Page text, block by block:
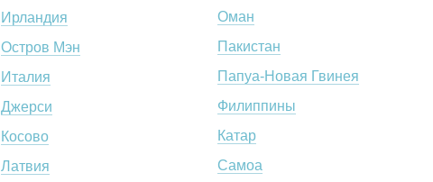
Ирландия
Остров Мэн
Италия
Джерси
Косово
Латвия
Оман
Пакистан
Папуа-Новая Гвинея
Филиппины
Катар
Самоа